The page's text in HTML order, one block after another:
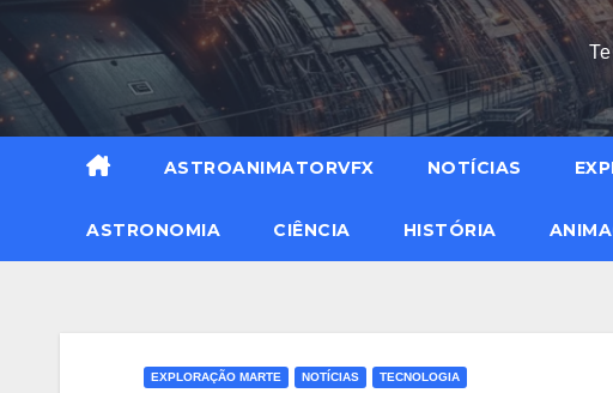
ASTROANIMATORVFX NOTÍCIAS
ASTRONOMIA CIÊNCIA HISTÓRIA
EXPLORAÇÃO MARTE NOTÍCIAS TECNOLOGIA